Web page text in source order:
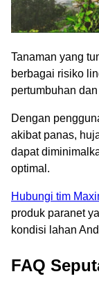
Tanaman yang
berbagai risiko
pertumbuhan
Dengan
akibat panas,
dapat
optimal.
Hubungi tim
produk paranet
kondisi lahan
FAQ